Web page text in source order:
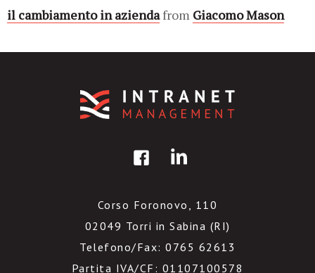
il cambiamento in aziendafrom Giacomo Mason
Corso Foronovo, 110
02049 Torri in Sabina (RI)
Telefono/Fax: 0765 62613
Partita IVA/CF: 01107100578